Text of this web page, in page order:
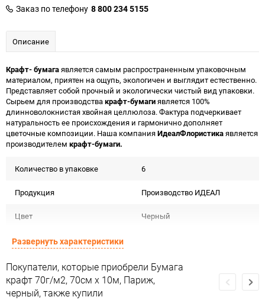
Заказ по телефону 8 800 234 5155
Описание
Крафт- бумагаявляется самым распространенным упаковочным
материалом, приятен на ощупь, экологичен и выглядит естественно.
Представляет собой прочный и экологически чистый вид упаковки.
Сырьем для производствакрафт-бумагиявляется 100%
длинноволокнистая хвойная целлюлоза. Фактура подчеркивает
натуральность ее происхождения и гармонично дополняет
цветочные композиции. Наша компанияИдеалФлористикаявляется
производителем крафт-бумаги.
Количество в упаковке 6
Продукция Производство ИДЕАЛ
Цвет Черный
Форма
Материал Крафт бурый С дизайном
Срок годности Срок годности не ограничен
Развернуть характеристики
Покупатели, которые приобрели Бумага
крафт 70г/м2, 70см x 10м, Париж,
черный, также купили